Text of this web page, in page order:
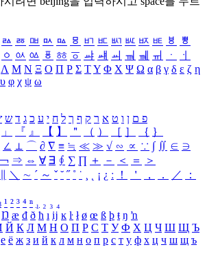
ㅬ ㅭ ㅮ ㅯ ㅰ ㅱ ㅲ ㅳ ㅴ ㅵ ㅶ ㅷ ㅸ
ㅹ
ㆁ ㆂ ㆃ ㆄ ㆅ ㆆ ㆇ ㆈ ㆉ ㆊ ㆋ ㆌ ㆍ
ㆎ
Λ Μ Ν Ξ Ο Π Ρ Σ ΤΥ Φ Χ Ψ Ω α β γ δ ε ζ η
υ φ χ ψ ω
פ ם ן ו ט א ר ק ף ך ל ח י ע כ ג ד ש
」 『 』 【 】 ＂ （ ） ［ ］ ｛ ｝
∠ ⊥ ⌒ ∂ ∇ ≡ ≒ ≪ ≫ √ ∽ ∝ ∵ ∫ ∬ ∈ ∋
⇒ ⇔ ∀ ∃ ∮ ∑ ∏ ＋ － ＜ ＝
＞
＼ ∼ ´ ～ ˇ ˘ ˝ ˚ ˙ ¸ ¡ ¿ ː ！ ＇ ， ． ／
：
¹ ² ³ ⁴ ⁿ ₁ ₂ ₃ ₄
Ŋ æ đ ð ħ ı ĳ ĸ ŀ ł ø œ ß þ ŧ ŋ ŉ
Й К Л М Н О П Р С Т У Ф Х Ц Ч Ш Щ Ъ
е ё ж з и й к л м н о п р с т у ф х ц ч ш щ ъ